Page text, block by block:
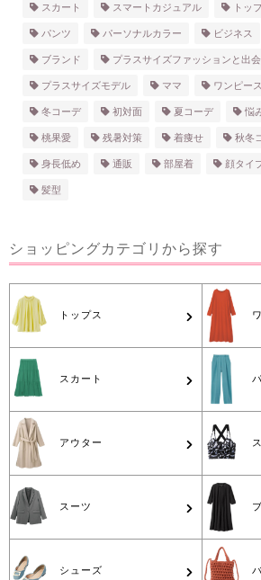
スカート スマートカジュアル トッ
パンツ パーソナルカラー ビジネス
ブランド プラスサイズファッションと出
プラスサイズモデル ママ ワンピース
冬コーデ 初対面 夏コーデ 悩
桃果愛 残暑対策 着痩せ 秋冬
身長低め 通販 部屋着 顔タイ
髪型
ショッピングカテゴリから探す
トップス
スカート
アウター
スーツ
シューズ